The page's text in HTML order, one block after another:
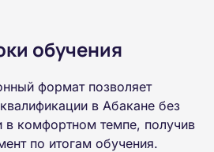
обучения
формат позволяет
в Абакане без
в комфортном темпе, получив
по итогам обучения.